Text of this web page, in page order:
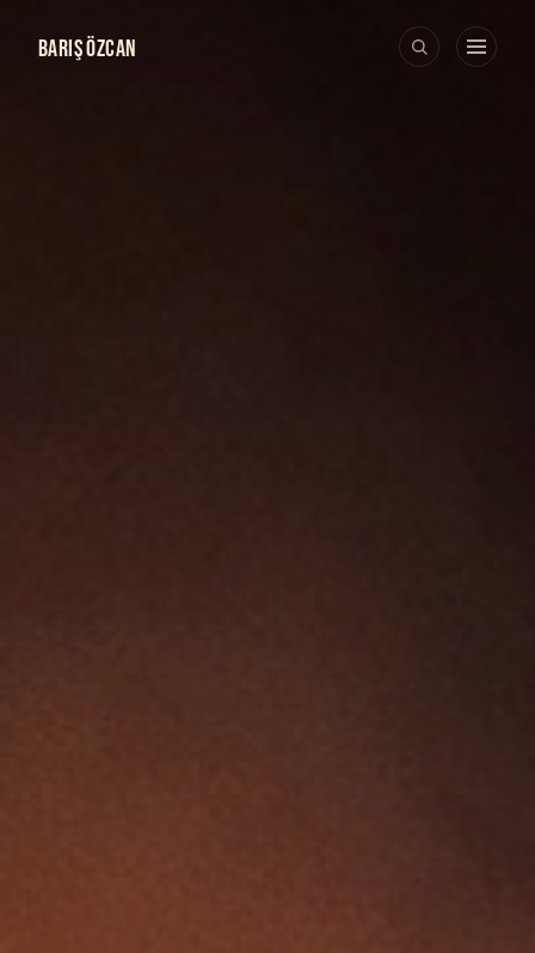
BARIŞ ÖZCAN